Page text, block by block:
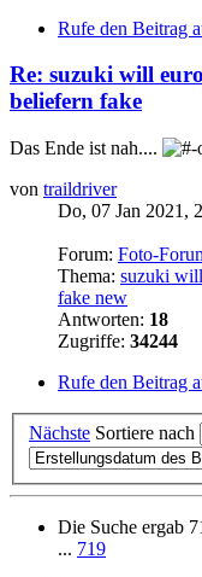
Rufe den Beitrag
Re: suzuki will
beliefern fake
Das Ende ist nah....
von traildriver
Do, 07 Jan 2021,
Forum: Foto-
Thema: suzuki
fake new
Antworten: 18
Zugriffe: 34244
Rufe den Beitrag
Nächste Sortiere nach
Die Suche ergab
... 719